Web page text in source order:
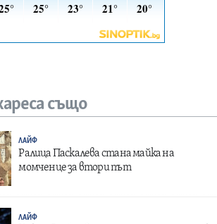
също
ЛАЙФ
Ралица Паскалева стана майка на
момченце за втори път
ЛАЙФ